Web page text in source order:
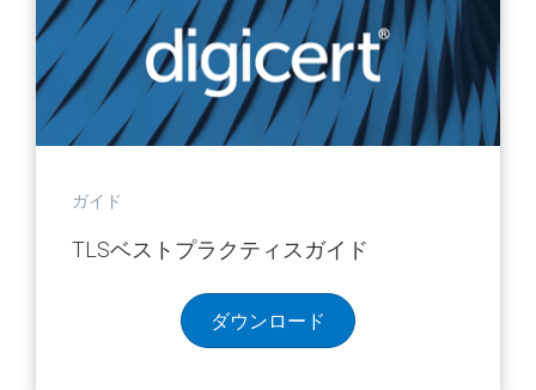
ガイド
TLSベストプラクティスガイド
ダウンロード